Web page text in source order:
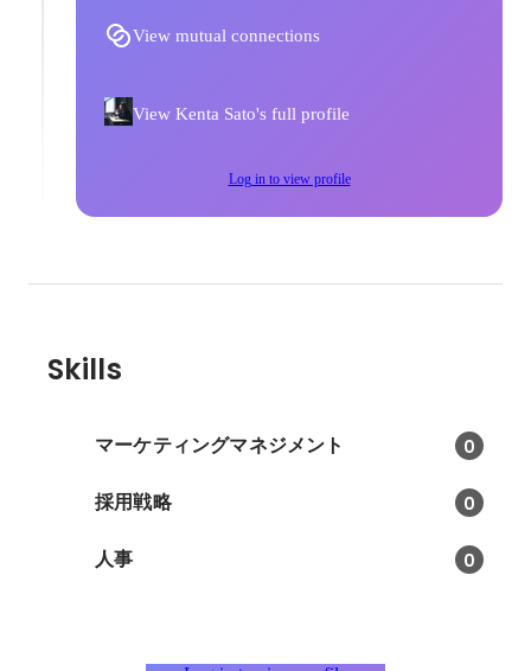
View mutual connections
View Kenta Sato's full profile
Log in to view profile
Skills
マーケティングマネジメント 0
採用戦略 0
人事 0